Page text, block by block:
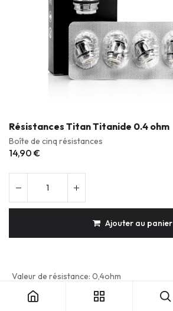
Résistances Titan Titanide 0.4 ohm
Boîte de cinq résistances
14,90 €
Ajouter au panier
Valeur de résistance: 0,4ohm